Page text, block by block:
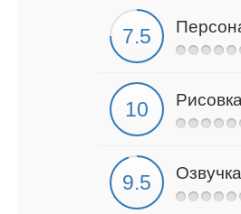
Рисовка
Озвучка